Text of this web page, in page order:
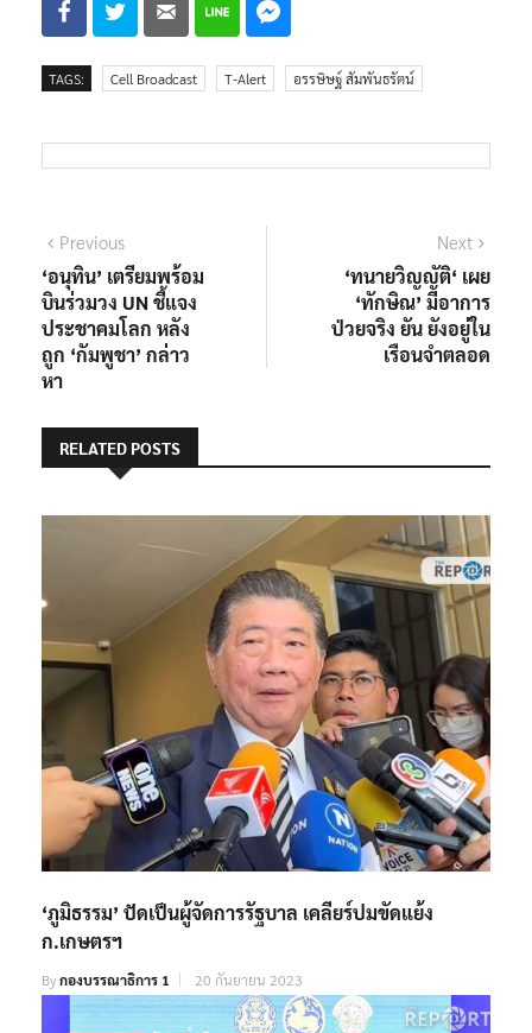
TAGS: Cell Broadcast T-Alert อรรษิษฐ์ สัมพันธรัตน์
แนะแนว
เรื่อง
PreviousPrevious
post:
‘อนุทิน’ เตรียมพร้อม
บินร่วมวง UN ชี้แจง
ประชาคมโลก หลัง
ถูก ‘กัมพูชา’ กล่าว
หา
Next
post:
‘ทนายวิญญัติ‘ เผย
‘ทักษิณ’ มีอาการ
ป่วยจริง ยัน ยังอยู่ใน
เรือนจำตลอด
RELATED POSTS
‘ภูมิธรรม’ ปัดเป็นผู้จัดการรัฐบาล เคลียร์ปมขัดแย้ง
ก.เกษตรฯ
Byกองบรรณาธิการ 1 20 กันยายน 2023